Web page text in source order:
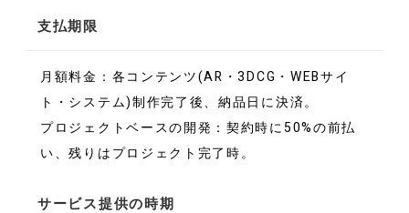
支払期限
月額料金：各コンテンツ(AR・3DCG・WEBサイ
ト・システム)制作完了後、納品日に決済。
プロジェクトベースの開発：契約時に50%の前払
い、残りはプロジェクト完了時。
サービス提供の時期